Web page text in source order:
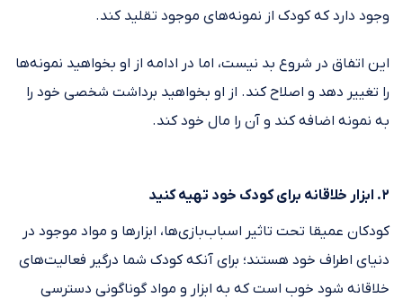
وجود دارد که کودک از نمونه‌های موجود تقلید کند.
این اتفاق در شروع بد نیست، اما در ادامه از او بخواهید نمونه‌ها
را تغییر دهد و اصلاح کند. از او بخواهید برداشت شخصی خود را
به نمونه اضافه کند و آن را مال خود کند.
۲. ابزار خلاقانه برای کودک خود تهیه کنید
کودکان عمیقا تحت تاثیر اسباب‌بازی‌ها، ابزارها و مواد موجود در
دنیای اطراف خود هستند؛ برای آنکه کودک شما درگیر فعالیت‌های
خلاقانه شود خوب است که به ابزار و مواد گوناگونی دسترسی